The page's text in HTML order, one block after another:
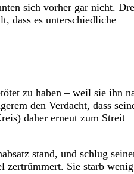
sich vorher gar nicht.
dass es unterschiedliche
zu haben – weil sie ihn
den Verdacht, dass
daher erneut zum Streit
stand, und schlug
Sie starb wenig